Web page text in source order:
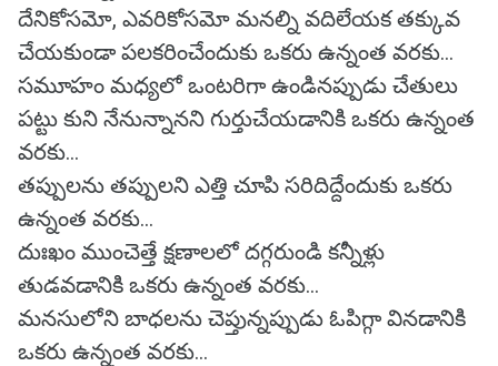
దేనికోసమో, ఎవరికోసమో మనల్ని వదిలేయక తక్కువ
చేయకుండా పలకరించేందుకు ఒకరు ఉన్నంత వరకు...
సమూహం మధ్యలో ఒంటరిగా ఉండినప్పుడు చేతులు
పట్టు కుని నేనున్నానని గుర్తుచేయడానికి ఒకరు ఉన్నంత
వరకు...
తప్పులను తప్పులని ఎత్తి చూపి సరిదిద్దేందుకు ఒకరు
ఉన్నంత వరకు...
దుఃఖం ముంచెత్తే క్షణాలలో దగ్గరుండి కన్నీళ్లు
తుడవడానికి ఒకరు ఉన్నంత వరకు...
మనసులోని బాధలను చెప్తున్నప్పుడు ఓపిగ్గా వినడానికి
ఒకరు ఉన్నంత వరకు...